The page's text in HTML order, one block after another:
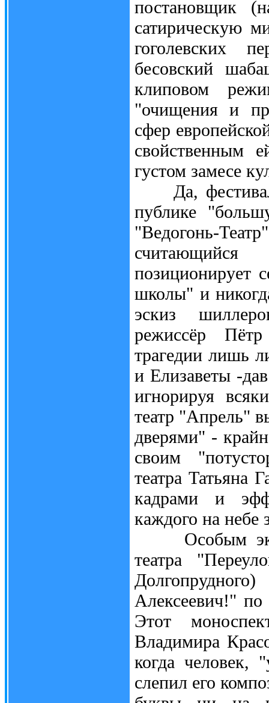
постановщик
сатирическую
гоголевских
бесовский
клиповом
"очищения и
сфер
свойственным
густом замесе
Да,
публике
"Ведогонь-
позиционирует
школы" и
эскиз
режиссёр
трагедии лишь
и Елизаветы -
игнорируя
театр "Апрель"
дверями" -
своим
театра Татьяна
кадрами и
каждого на небе
Особым
театра
Алексеевич!"
Этот
Владимира
когда человек,
слепил его